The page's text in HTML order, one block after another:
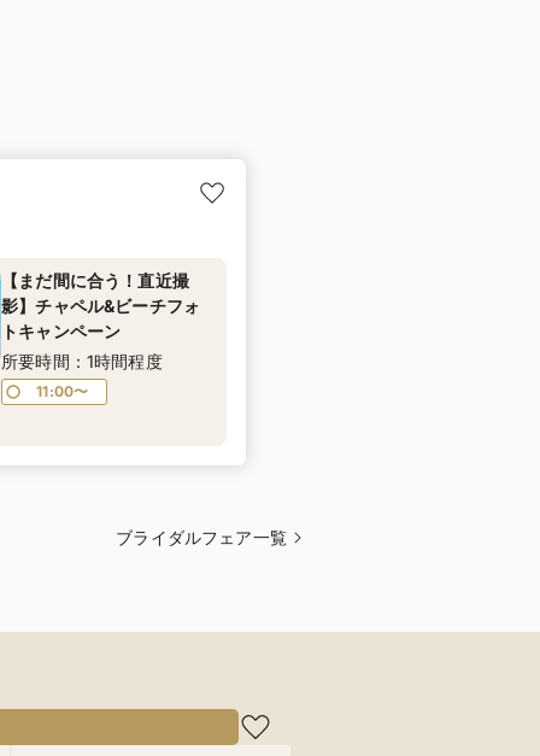
【まだ間に合う！直近撮
影】チャペル&ビーチフォ
トキャンペーン
所要時間：1時間程度
11:00〜
ブライダルフェア一覧